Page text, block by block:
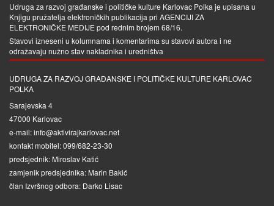
Udruga za razvoj građanske i političke kulture Karlovac Polka je upisana u
Knjigu pružatelja elektroničkih publikacija pri AGENCIJI ZA
ELEKTRONIČKE MEDIJEpod rednim brojem 68/16.
Stavovi izneseni u kolumnama i komentarima su stavovi autora i ne
odražavaju nužno stav nakladnika i uredništva
UDRUGA ZA RAZVOJ GRAĐANSKE I POLITIČKE KULTURE KARLOVAC
POLKA
Sarajevska 4
47000 Karlovac
e-mail: info@aktivirajkarlovac.net
kontakt mobitel: 099/682-23-30
predsjednik: Miroslav Katić
zamjenik predsjednika: Marin Bakić
član Izvršnog odbora: Darko Lisac